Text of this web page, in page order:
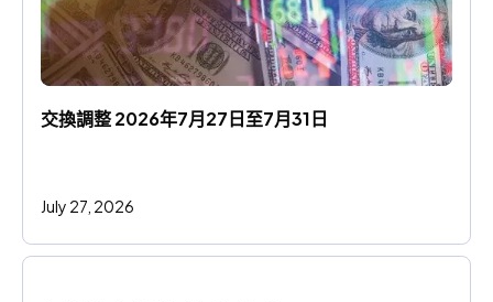
交換調整 2026年7月27日至7月31日
July 27, 2026